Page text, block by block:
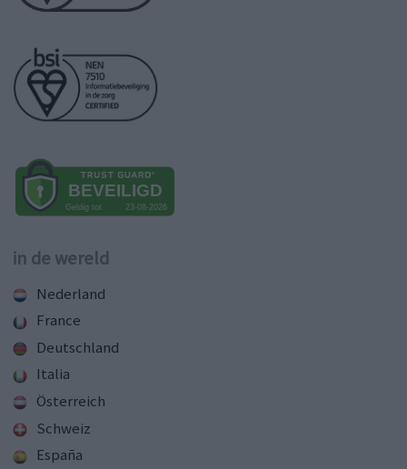
in de wereld
Nederland
France
Deutschland
Italia
Österreich
Schweiz
España